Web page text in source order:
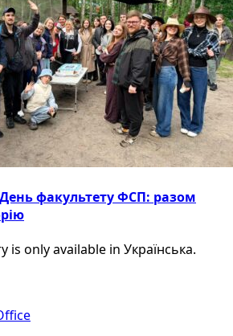
факультету ФСП: разом
is only available in Українська.